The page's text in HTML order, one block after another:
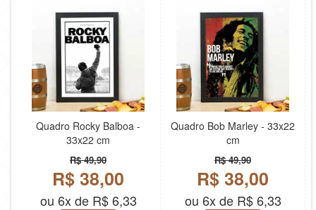
Quadro Rocky Balboa -
33x22 cm
R$ 49,90
R$ 38,00
ou 6x de R$ 6,33
Quadro Bob Marley - 33x22
cm
R$ 49,90
R$ 38,00
ou 6x de R$ 6,33